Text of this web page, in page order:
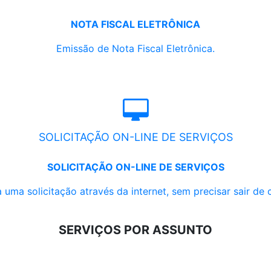
NOTA FISCAL ELETRÔNICA
Emissão de Nota Fiscal Eletrônica.
SOLICITAÇÃO ON-LINE DE SERVIÇOS
SOLICITAÇÃO ON-LINE DE SERVIÇOS
uma solicitação através da internet, sem precisar sair de
SERVIÇOS POR ASSUNTO